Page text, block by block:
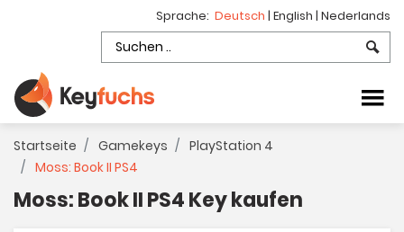
Sprache: Deutsch | English | Nederlands
Startseite Gamekeys
PlayStation 4
Moss: Book II PS4
Moss: Book II PS4 Key kaufen